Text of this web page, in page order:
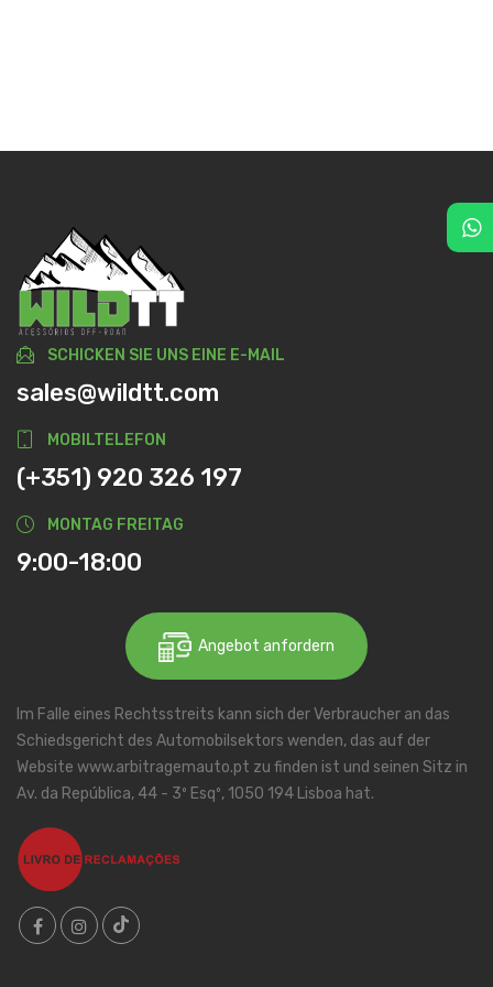
SCHICKEN SIE UNS EINE E-MAIL
sales@wildtt.com
MOBILTELEFON
(+351) 920 326 197
MONTAG FREITAG
9:00-18:00
Angebot anfordern
Im Falle eines Rechtsstreits kann sich der Verbraucher an das
Schiedsgericht des Automobilsektors wenden, das auf der
Website www.arbitragemauto.pt zu finden ist und seinen Sitz in
Av. da República, 44 - 3º Esqº, 1050 194 Lisboa hat.